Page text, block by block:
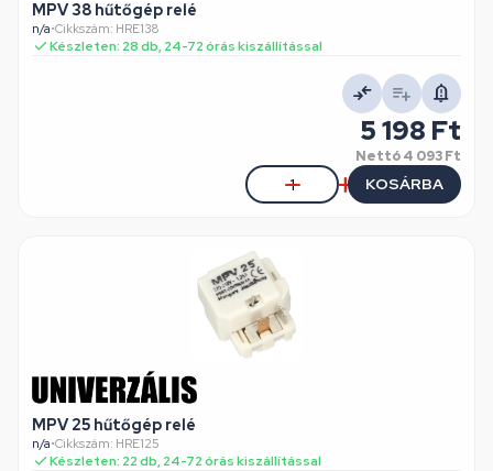
MPV 38 hűtőgép relé
n/a•Cikkszám: HRE138
Készleten: 28 db, 24-72 órás kiszállítással
5 198 Ft
Nettó4 093 Ft
KOSÁRBA
MPV 25 hűtőgép relé
n/a•Cikkszám: HRE125
Készleten: 22 db, 24-72 órás kiszállítással